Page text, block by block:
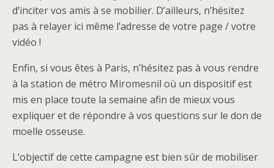
d’inciter vos amis à se mobilier. D’ailleurs, n’hésitez
pas à relayer ici même l’adresse de votre page / votre
vidéo !
Enfin, si vous êtes à Paris, n’hésitez pas à vous rendre
à la station de métro Miromesnil où un dispositif est
mis en place toute la semaine afin de mieux vous
expliquer et de répondre à vos questions sur le don de
moelle osseuse.
L’objectif de cette campagne est bien sûr de mobiliser